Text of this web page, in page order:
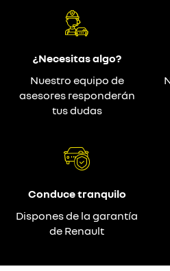
¿Necesitas algo?
Nuestro equipo de
asesores responderán
tus dudas
Conduce tranquilo
Dispones de la garantía
de Renault